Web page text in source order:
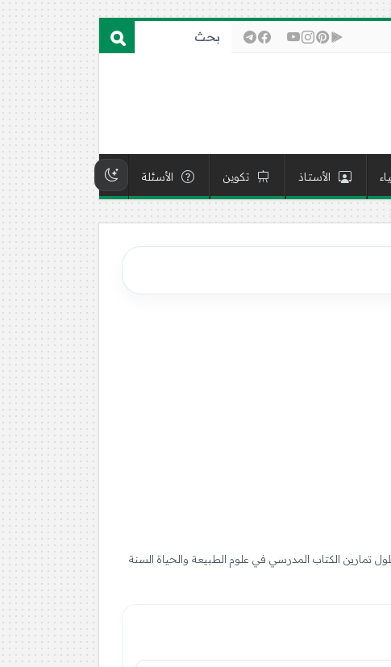
الأستاذ تكوين الأسئلة
بالفيديو، مذكرات، وحلول تمارين الكتاب المدرسي في علوم الطبيعة والحياة السنة